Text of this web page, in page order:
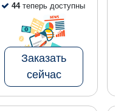
отчёты
44теперь доступны
Заказать
сейчас